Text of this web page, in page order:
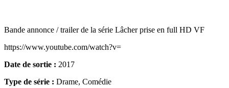
Bande annonce / trailer de la série Lâcher prise en full HD VF
https://www.youtube.com/watch?v=
Date de sortie : 2017
Type de série : Drame, Comédie